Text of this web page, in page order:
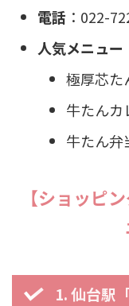
電話 ：022-
人気メニュー
極厚芯た
牛たんカ
牛たん弁
【ショッピ
1. 仙台駅